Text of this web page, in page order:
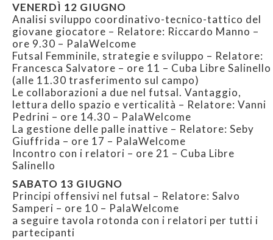
VENERDÌ 12 GIUGNO
Analisi sviluppo coordinativo-tecnico-tattico del
giovane giocatore – Relatore: Riccardo Manno –
ore 9.30 – PalaWelcome
Futsal Femminile, strategie e sviluppo – Relatore:
Francesca Salvatore – ore 11 – Cuba Libre Salinello
(alle 11.30 trasferimento sul campo)
Le collaborazioni a due nel futsal. Vantaggio,
lettura dello spazio e verticalità – Relatore: Vanni
Pedrini – ore 14.30 – PalaWelcome
La gestione delle palle inattive – Relatore: Seby
Giuffrida – ore 17 – PalaWelcome
Incontro con i relatori – ore 21 – Cuba Libre
Salinello
SABATO 13 GIUGNO
Principi offensivi nel futsal – Relatore: Salvo
Samperi – ore 10 – PalaWelcome
a seguire tavola rotonda con i relatori per tutti i
partecipanti